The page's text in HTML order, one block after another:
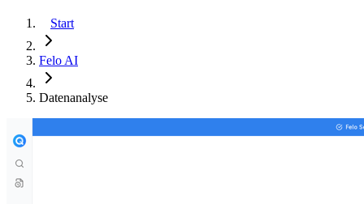
Start
Felo AI
Datenanalyse